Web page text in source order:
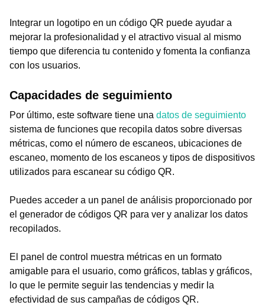
Integrar un logotipo en un código QR puede ayudar a
mejorar la profesionalidad y el atractivo visual al mismo
tiempo que diferencia tu contenido y fomenta la confianza
con los usuarios.
Capacidades de seguimiento
Por último, este software tiene una datos de seguimiento
sistema de funciones que recopila datos sobre diversas
métricas, como el número de escaneos, ubicaciones de
escaneo, momento de los escaneos y tipos de dispositivos
utilizados para escanear su código QR.
Puedes acceder a un panel de análisis proporcionado por
el generador de códigos QR para ver y analizar los datos
recopilados.
El panel de control muestra métricas en un formato
amigable para el usuario, como gráficos, tablas y gráficos,
lo que le permite seguir las tendencias y medir la
efectividad de sus campañas de códigos QR.